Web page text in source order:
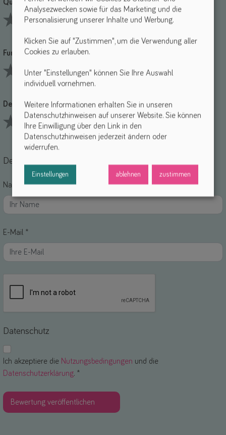
Qualität *
Funktionalität *
2 Stars3 Stars4 Stars5 Stars
Design *
2 Stars3 Stars4 Stars5 Stars
Deine Daten
Name *
E-Mail *
Datenschutz
Ich akzeptiere die Nutzungsbedingungen und die
Datenschutzerklärung. *
Analysezwecken sowie für das Marketing und die
Personalisierung unserer Inhalte und Werbung.
Klicken Sie auf "Zustimmen", um die Verwendung aller
Cookies zu erlauben.
Unter "Einstellungen" können Sie Ihre Auswahl
individuell vornehmen.
Weitere Informationen erhalten Sie in unseren
Datenschutzhinweisen auf unserer Website. Sie können
Ihre Einwilligung über den Link in den
Datenschutzhinweisen jederzeit ändern oder
widerrufen.
Einstellungen ablehnen zustimmen